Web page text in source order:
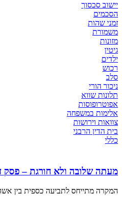
יישוב סכסוך
הסכמים
זמני שהות
משמורת
מזונות
גיטין
ילדים
רכוש
סלב
ניכור הורי
תלונות שווא
אפוטרופוסות
אלימות במשפחה
צוואות וירושות
בית הדין הרבני
כללי
מעתה שלובה ולא חורגת – פסק
המקרה מתייחס לתביעה כספית בין